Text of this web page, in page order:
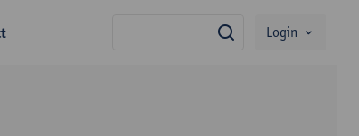
zoekLogin